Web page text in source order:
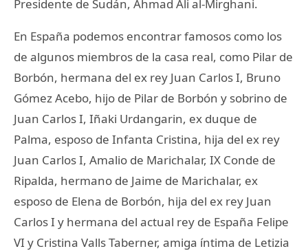
Presidente de Sudán, Ahmad Ali al-Mirghani.
En España podemos encontrar famosos como los
de algunos miembros de la casa real, como Pilar de
Borbón, hermana del ex rey Juan Carlos I, Bruno
Gómez Acebo, hijo de Pilar de Borbón y sobrino de
Juan Carlos I, Iñaki Urdangarin, ex duque de
Palma, esposo de Infanta Cristina, hija del ex rey
Juan Carlos I, Amalio de Marichalar, IX Conde de
Ripalda, hermano de Jaime de Marichalar, ex
esposo de Elena de Borbón, hija del ex rey Juan
Carlos I y hermana del actual rey de España Felipe
VI y Cristina Valls Taberner, amiga íntima de Letizia